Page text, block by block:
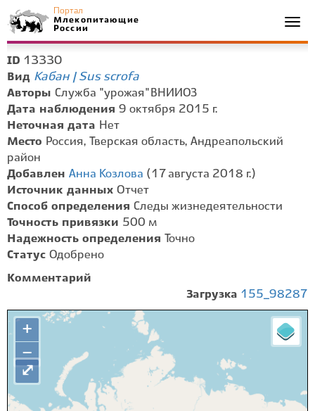
Портал
Млекопитающие
России
ID 13330
Вид Кабан | Sus scrofa
Авторы Служба "урожая" ВНИИОЗ
Дата наблюдения 9 октября 2015 г.
Неточная дата Нет
Место Россия, Тверская область, Андреапольский
район
Добавлен Анна Козлова (17 августа 2018 г.)
Источник данных Отчет
Способ определения Следы жизнедеятельности
Точность привязки 500 м
Надежность определения
Точно
Статус Одобрено
Комментарий
Загрузка 155_98287
+
−
⤢